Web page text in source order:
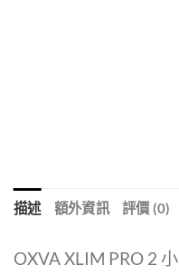
描述 額外資訊 評價 (0)
OXVA XLIM PRO 2